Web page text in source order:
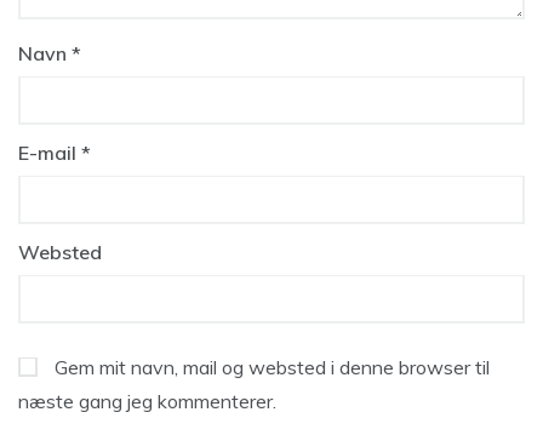
Navn *
E-mail *
Websted
Gem mit navn, mail og websted i denne browser til
næste gang jeg kommenterer.